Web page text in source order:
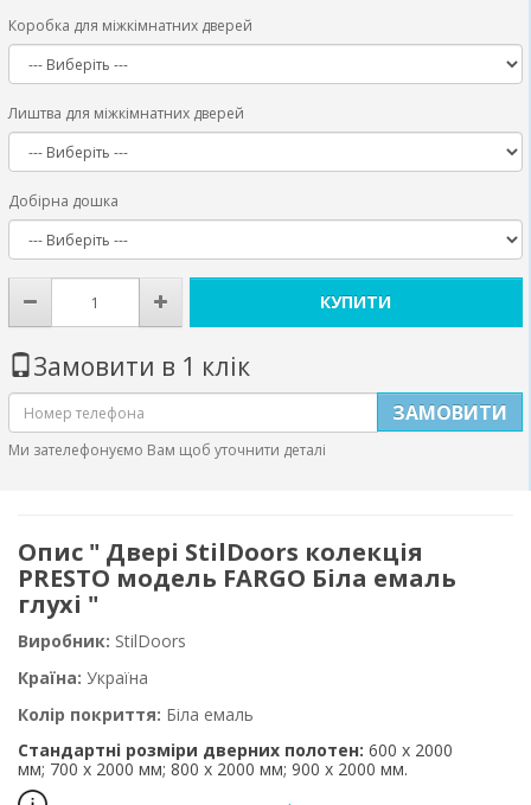
Коробка для міжкімнатних дверей
Лиштва для міжкімнатних дверей
Добірна дошка
КУПИТИ
Замовити в 1 клік
ЗАМОВИТИ
Ми зателефонуємо Вам щоб уточнити деталі
Опис " Двері StilDoors колекція
PRESTO модель FARGO Біла емаль
глухі "
Виробник: StilDoors
Країна: Україна
Колір покриття: Біла емаль
Стандартні розміри дверних полотен: 600 х 2000
мм; 700 х 2000 мм; 800 х 2000 мм; 900 х 2000 мм.